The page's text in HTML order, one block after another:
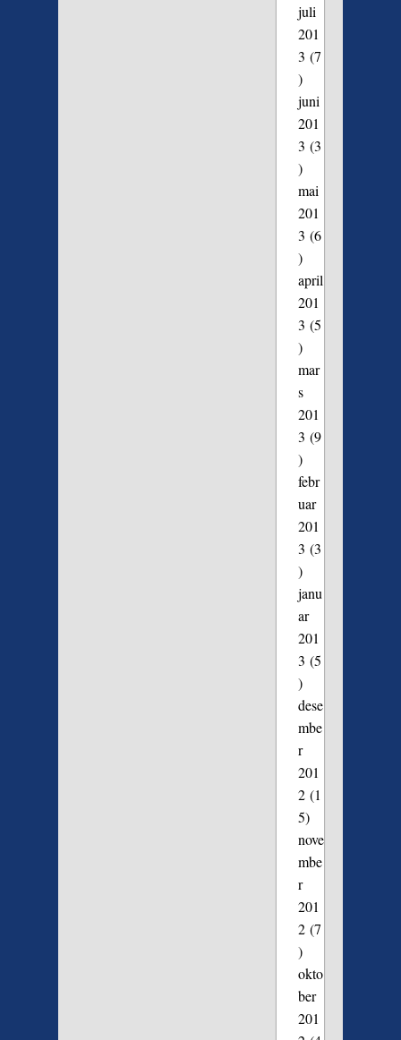
juli
201
3 (7
)
juni
201
3 (3
)
mai
201
3 (6
)
april
201
3 (5
)
mar
s
201
3 (9
)
febr
uar
201
3 (3
)
janu
ar
201
3 (5
)
dese
mbe
r
201
2(1
5)
nove
mbe
r
201
2(7
)
okto
ber
201